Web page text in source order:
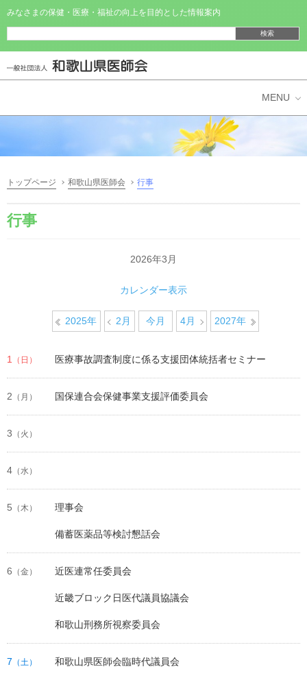
みなさまの保健・医療・福祉の向上を目的とした情報案内
和歌山県医師会
トップページ 和歌山県医師会 行事
行事
2026年3月
カレンダー表示
2025年 2月 今月 4月 2027年
1 （日） 医療事故調査制度に係る支援団体統括者セミナー
2 （月） 国保連合会保健事業支援評価委員会
3 （火）
4 （水）
5 （木） 理事会
備蓄医薬品等検討懇話会
6 （金） 近医連常任委員会
近畿ブロック日医代議員協議会
和歌山刑務所視察委員会
7 （土） 和歌山県医師会臨時代議員会